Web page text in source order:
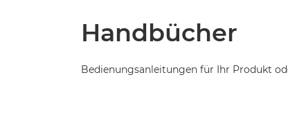
Handbücher
Bedienungsanleitungen für Ihr Produkt